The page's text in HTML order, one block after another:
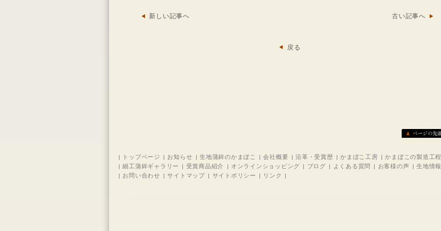
新しい記事へ 古い記事へ
戻る
トップページ お知らせ 生地蒲鉾のかまぼこ 会社概要 沿革・受賞歴 かまぼこ工房
かまぼこの製造工程
細工蒲鉾ギャラリー
受賞商品紹介 オンラインショッピング ブログ よくある質問 お客様の声
生地情報
お問い合わせ
サイトマップ サイトポリシー リンク